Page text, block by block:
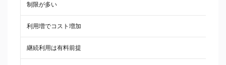
制限が多い
利用増でコスト増加
継続利用は有料前提